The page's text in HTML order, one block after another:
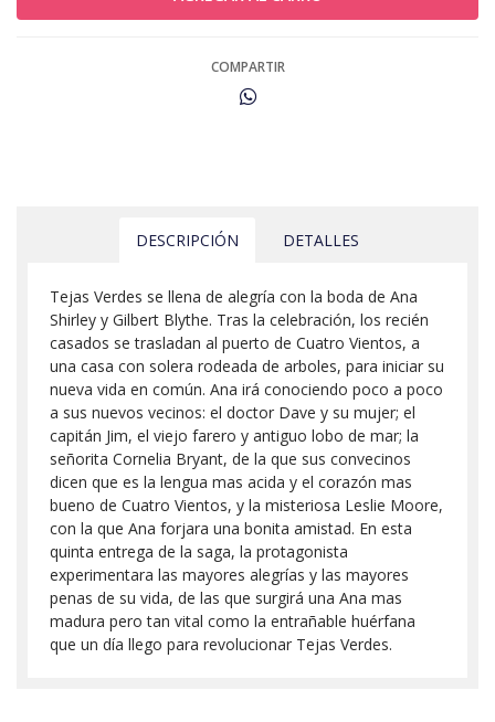
COMPARTIR
DESCRIPCIÓN DETALLES
Tejas Verdes se llena de alegría con la boda de Ana
Shirley y Gilbert Blythe. Tras la celebración, los recién
casados se trasladan al puerto de Cuatro Vientos, a
una casa con solera rodeada de arboles, para iniciar su
nueva vida en común. Ana irá conociendo poco a poco
a sus nuevos vecinos: el doctor Dave y su mujer; el
capitán Jim, el viejo farero y antiguo lobo de mar; la
señorita Cornelia Bryant, de la que sus convecinos
dicen que es la lengua mas acida y el corazón mas
bueno de Cuatro Vientos, y la misteriosa Leslie Moore,
con la que Ana forjara una bonita amistad. En esta
quinta entrega de la saga, la protagonista
experimentara las mayores alegrías y las mayores
penas de su vida, de las que surgirá una Ana mas
madura pero tan vital como la entrañable huérfana
que un día llego para revolucionar Tejas Verdes.